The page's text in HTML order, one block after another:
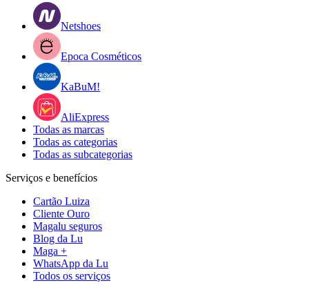
Netshoes
Epoca Cosméticos
KaBuM!
AliExpress
Todas as marcas
Todas as categorias
Todas as subcategorias
Serviços e benefícios
Cartão Luiza
Cliente Ouro
Magalu seguros
Blog da Lu
Maga +
WhatsApp da Lu
Todos os serviços